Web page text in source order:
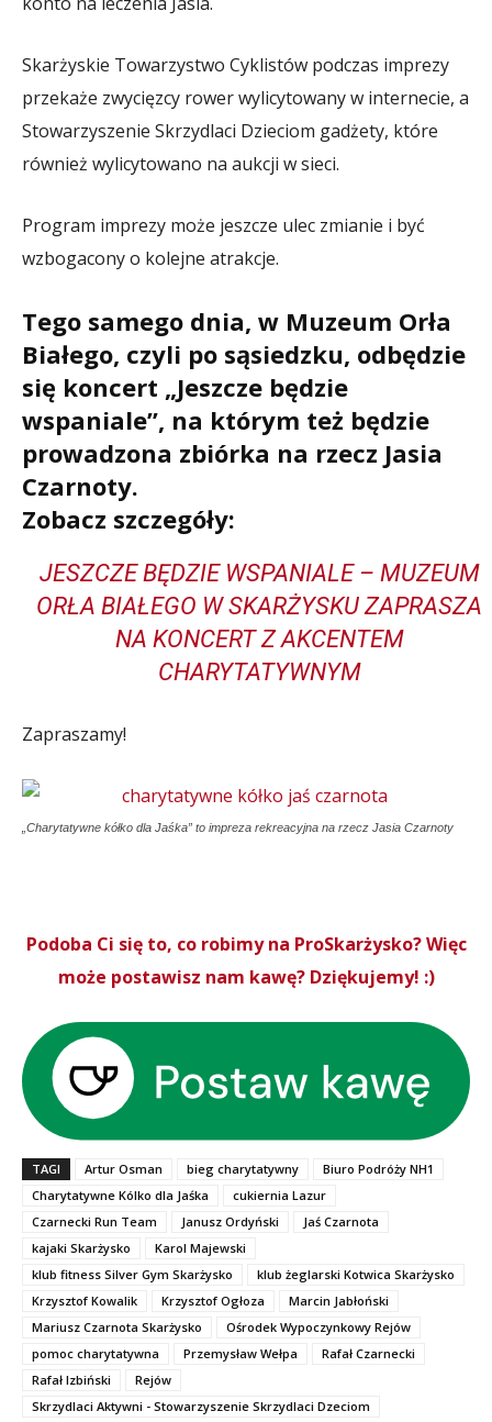
Skarżyskie Towarzystwo Cyklistów podczas imprezy
przekaże zwycięzcy rower wylicytowany w internecie, a
Stowarzyszenie Skrzydlaci Dzieciom gadżety, które
również wylicytowano na aukcji w sieci.
Program imprezy może jeszcze ulec zmianie i być
wzbogacony o kolejne atrakcje.
Tego samego dnia, w Muzeum Orła
Białego, czyli po sąsiedzku, odbędzie
się koncert „Jeszcze będzie
wspaniale”, na którym też będzie
prowadzona zbiórka na rzecz Jasia
Czarnoty.
Zobacz szczegóły:
JESZCZE BĘDZIE WSPANIALE – MUZEUM
ORŁA BIAŁEGO W SKARŻYSKU ZAPRASZA
NA KONCERT Z AKCENTEM
CHARYTATYWNYM
Zapraszamy!
„Charytatywne kółko dla Jaśka” to impreza rekreacyjna na rzecz Jasia Czarnoty
Podoba Ci się to, co robimy na ProSkarżysko? Więc
może postawisz nam kawę? Dziękujemy! :)
TAGI Artur Osman bieg charytatywny
Biuro Podróży NH1
Charytatywne Kólko dla Jaśka
cukiernia Lazur
Czarnecki Run Team
Janusz Ordyński
Jaś Czarnota
kajaki Skarżysko
Karol Majewski
klub fitness Silver Gym Skarżysko
klub żeglarski Kotwica Skarżysko
Krzysztof Kowalik
Krzysztof Ogłoza
Marcin Jabłoński
Mariusz Czarnota Skarżysko
Ośrodek Wypoczynkowy Rejów
pomoc charytatywna
Przemysław Wełpa
Rafał Czarnecki
Rafał Izbiński
Rejów
Skrzydlaci Aktywni - Stowarzyszenie Skrzydlaci Dzeciom